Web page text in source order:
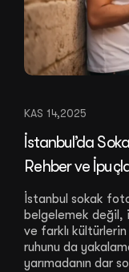
KAS 14,2025
İstanbul’da
Rehber ve
İstanbul sokak
belgelemek değil,
ve farklı
ruhunu da
yarımadanın dar